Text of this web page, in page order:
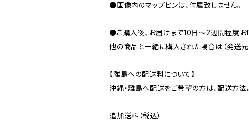
●画像内のマップピンは、付属致しません。
●ご購入後、お届けまで10日〜2週間程度お
他の商品と一緒に購入された場合は（発送元
【離島への配送料について】
沖縄・離島へ配送をご希望の方は、配送方法
追加送料（税込）